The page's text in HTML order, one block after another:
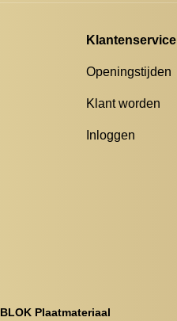
Klantenservice
Openingstijden
Klant worden
Inloggen
BLOK Plaatmateriaal